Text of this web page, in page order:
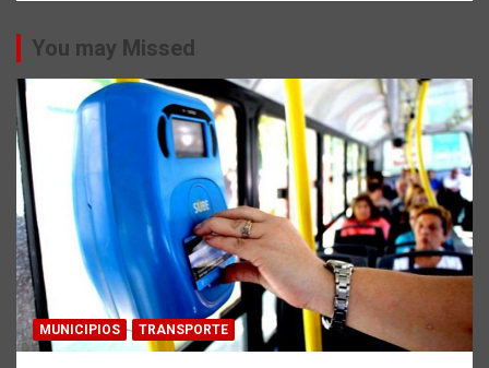
You may Missed
MUNICIPIOS TRANSPORTE